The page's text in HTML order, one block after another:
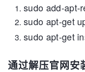
sudo add-apt-
sudo apt-get
sudo apt-get
通过解压官网安